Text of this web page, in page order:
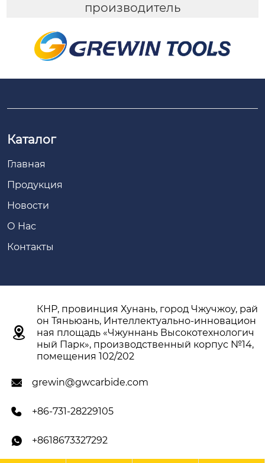
производитель
Каталог
Главная
Продукция
Новости
О Hас
Контакты

КНР, провинция Хунань, город Чжучжоу, рай
он Тяньюань, Интеллектуально-инновацион
ная площадь «Чжуннань Высокотехнологич
ный Парк», производственный корпус №14,
помещения 102/202
 grewin@gwcarbide.com
 +86-731-28229105
 +8618673327292